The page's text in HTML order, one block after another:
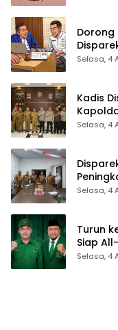
Dorong
Para
Selasa, 4
Kadis
Selasa, 4
Studi
Selasa, 4
Turun
Siap
Pilkada
Selasa, 4